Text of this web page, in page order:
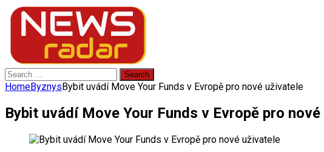
Search
for:
HomeByznysBybit uvádí Move Your Funds v Evropě pro nové uživatele
Bybit uvádí Move Your Funds v Evropě pro